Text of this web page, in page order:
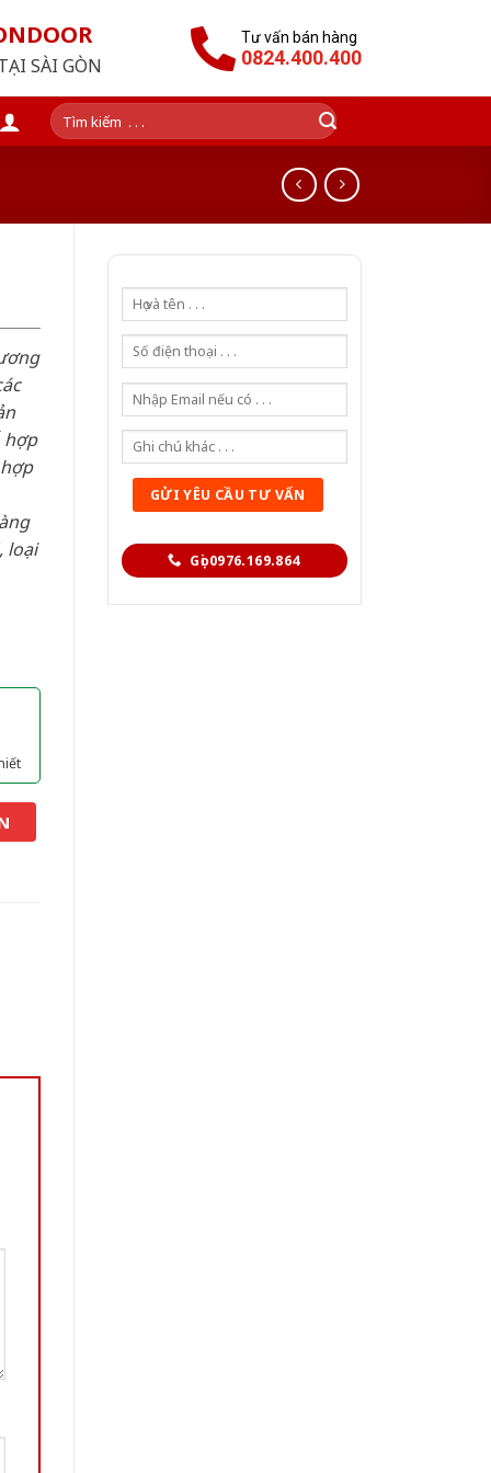
SÀI GÒN
Tư vấn bán hàng
0824.400.400
Tìm
kiếm:
Gọi 0976.169.864
hợp
loại